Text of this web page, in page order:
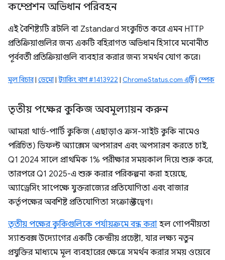
কম্প্রেশন অভিধান পরিবহন
এই বৈশিষ্ট্যটি ব্রটলি বা Zstandard সংকুচিত করে এমন HTTP
প্রতিক্রিয়াগুলির জন্য একটি বহিরাগত অভিধান হিসাবে মনোনীত
পূর্ববর্তী প্রতিক্রিয়াগুলি ব্যবহার করার জন্য সমর্থন যোগ করে।
মূল বিচার| ডেমো| ট্র্যাকিং বাগ #1413922 | ChromeStatus.com এন্ট্রি| স্পেক
তৃতীয় পক্ষের কুকিজ অবমূল্যায়ন করুন
আমরা থার্ড-পার্টি কুকিজ (এছাড়াও ক্রস-সাইট কুকি নামেও
পরিচিত) ডিফল্ট অ্যাক্সেস অপসারণ এবং অপসারণ করতে চাই,
Q1 2024 সালে প্রাথমিক 1% পরীক্ষার সময়কাল দিয়ে শুরু করে,
তারপরে Q1 2025-এ শুরু করার পরিকল্পনা করা হয়েছে,
অ্যাড্রেসিং সাপেক্ষে যুক্তরাজ্যের প্রতিযোগিতা এবং বাজার
কর্তৃপক্ষের অবশিষ্ট প্রতিযোগিতা সংক্রান্ত উদ্বেগ।
তৃতীয় পক্ষের কুকিগুলিকে পর্যায়ক্রমে বন্ধ করা হল গোপনীয়তা
স্যান্ডবক্স উদ্যোগের একটি কেন্দ্রীয় প্রচেষ্টা, যার লক্ষ্য নতুন
প্রযুক্তির মাধ্যমে মূল ব্যবহারের ক্ষেত্রে সমর্থন করার সময় ওয়েবে